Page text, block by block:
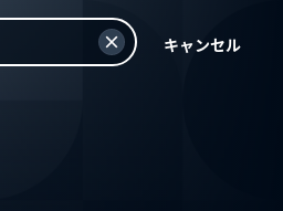
キャンセル